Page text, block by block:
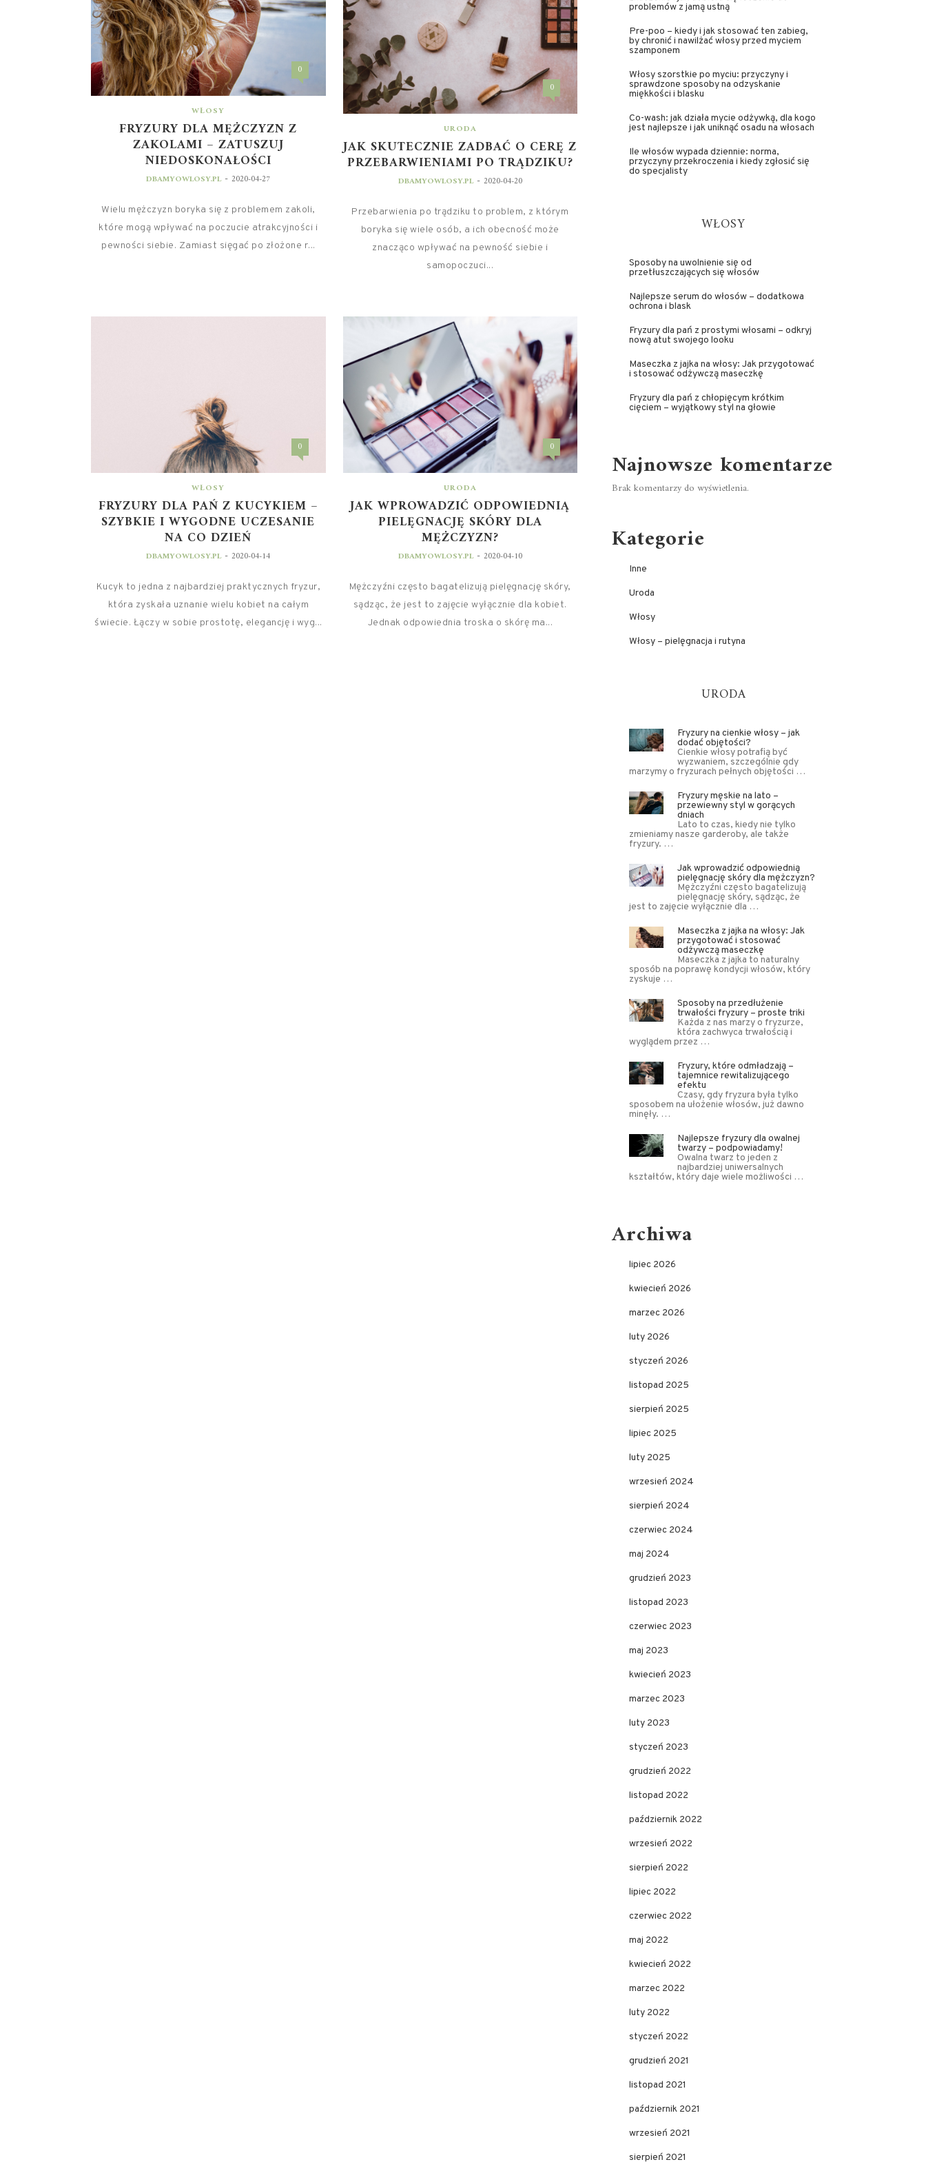
0
WŁOSY
FRYZURY DLA MĘŻCZYZN Z
ZAKOLAMI – ZATUSZUJ
NIEDOSKONAŁOŚCI
DBAMYOWLOSY.PL - 2020-04-27
Wielu mężczyzn boryka się z problemem zakoli,
które mogą wpływać na poczucie atrakcyjności i
pewności siebie. Zamiast sięgać po złożone r...
0
URODA
JAK SKUTECZNIE ZADBAĆ O CERĘ Z
PRZEBARWIENIAMI PO TRĄDZIKU?
DBAMYOWLOSY.PL - 2020-04-20
Przebarwienia po trądziku to problem, z którym
boryka się wiele osób, a ich obecność może
znacząco wpływać na pewność siebie i
samopoczuci...
0
WŁOSY
FRYZURY DLA PAŃ Z KUCYKIEM –
SZYBKIE I WYGODNE UCZESANIE
NA CO DZIEŃ
DBAMYOWLOSY.PL - 2020-04-14
Kucyk to jedna z najbardziej praktycznych fryzur,
która zyskała uznanie wielu kobiet na całym
świecie. Łączy w sobie prostotę, elegancję i wyg...
0
URODA
JAK WPROWADZIĆ ODPOWIEDNIĄ
PIELĘGNACJĘ SKÓRY DLA
MĘŻCZYZN?
DBAMYOWLOSY.PL - 2020-04-10
Mężczyźni często bagatelizują pielęgnację skóry,
sądząc, że jest to zajęcie wyłącznie dla kobiet.
Jednak odpowiednia troska o skórę ma...
problemów z jamą ustną
Pre-poo – kiedy i jak stosować ten zabieg,
by chronić i nawilżać włosy przed myciem
szamponem
Włosy szorstkie po myciu: przyczyny i
sprawdzone sposoby na odzyskanie
miękkości i blasku
Co-wash: jak działa mycie odżywką, dla kogo
jest najlepsze i jak uniknąć osadu na włosach
Ile włosów wypada dziennie: norma,
przyczyny przekroczenia i kiedy zgłosić się
do specjalisty
WŁOSY
Sposoby na uwolnienie się od
przetłuszczających się włosów
Najlepsze serum do włosów – dodatkowa
ochrona i blask
Fryzury dla pań z prostymi włosami – odkryj
nową atut swojego looku
Maseczka z jajka na włosy: Jak przygotować
i stosować odżywczą maseczkę
Fryzury dla pań z chłopięcym krótkim
cięciem – wyjątkowy styl na głowie
Najnowsze komentarze
Brak komentarzy do wyświetlenia.
Kategorie
Inne
Uroda
Włosy
Włosy – pielęgnacja i rutyna
URODA
Fryzury na cienkie włosy – jak
dodać objętości?
Cienkie włosy potrafią być
wyzwaniem, szczególnie gdy
marzymy o fryzurach pełnych objętości …
Fryzury męskie na lato –
przewiewny styl w gorących
dniach
Lato to czas, kiedy nie tylko
zmieniamy nasze garderoby, ale także
fryzury. …
Jak wprowadzić odpowiednią
pielęgnację skóry dla mężczyzn?
Mężczyźni często bagatelizują
pielęgnację skóry, sądząc, że
jest to zajęcie wyłącznie dla …
Maseczka z jajka na włosy: Jak
przygotować i stosować
odżywczą maseczkę
Maseczka z jajka to naturalny
sposób na poprawę kondycji włosów, który
zyskuje …
Sposoby na przedłużenie
trwałości fryzury – proste triki
Każda z nas marzy o fryzurze,
która zachwyca trwałością i
wyglądem przez …
Fryzury, które odmładzają –
tajemnice rewitalizującego
efektu
Czasy, gdy fryzura była tylko
sposobem na ułożenie włosów, już dawno
minęły. …
Najlepsze fryzury dla owalnej
twarzy – podpowiadamy!
Owalna twarz to jeden z
najbardziej uniwersalnych
kształtów, który daje wiele możliwości …
Archiwa
lipiec 2026
kwiecień 2026
marzec 2026
luty 2026
styczeń 2026
listopad 2025
sierpień 2025
lipiec 2025
luty 2025
wrzesień 2024
sierpień 2024
czerwiec 2024
maj 2024
grudzień 2023
listopad 2023
czerwiec 2023
maj 2023
kwiecień 2023
marzec 2023
luty 2023
styczeń 2023
grudzień 2022
listopad 2022
październik 2022
wrzesień 2022
sierpień 2022
lipiec 2022
czerwiec 2022
maj 2022
kwiecień 2022
marzec 2022
luty 2022
styczeń 2022
grudzień 2021
listopad 2021
październik 2021
wrzesień 2021
sierpień 2021